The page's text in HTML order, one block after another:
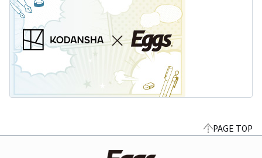
PAGE TOP